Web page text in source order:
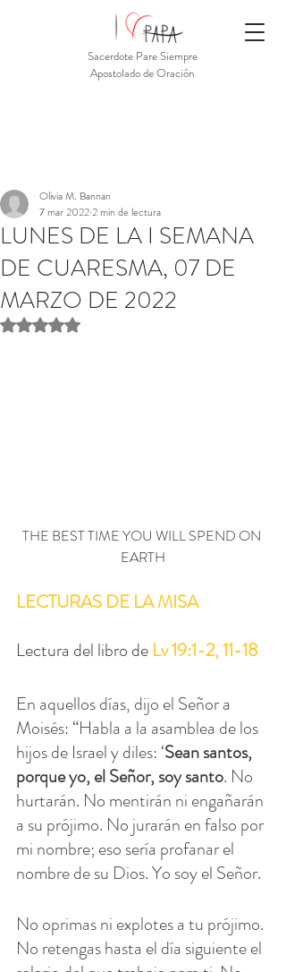
Sacerdote Pare Siempre
Apostolado de Oración
LUNES DE LA I SEMANA
DE CUARESMA, 07 DE
MARZO DE 2022
Olivia M. Bannan
7 mar 20222 min de lectura
Obtuvo NaN de 5 estrellas.
THE BEST TIME YOU WILL SPEND ON
EARTH
LECTURAS DE LA MISA
Lectura del libro de Lv 19:1-2, 11-18
En aquellos días, dijo el Señor a
Moisés: “Habla a la asamblea de los
hijos de Israel y diles: ‘Sean santos,
porque yo, el Señor, soy santo. No
hurtarán. No mentirán ni engañarán
a su prójimo. No jurarán en falso por
mi nombre; eso sería profanar el
nombre de su Dios. Yo soy el Señor.
No oprimas ni explotes a tu prójimo.
No retengas hasta el día siguiente el